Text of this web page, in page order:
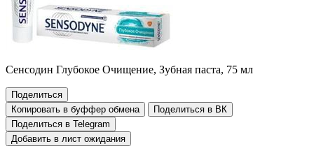
Сенсодин Глубокое Очищение, Зубная паста, 75 мл
Поделиться
Копировать в буффер обмена
Поделиться в ВК
Поделиться в Telegram
Добавить в лист ожидания